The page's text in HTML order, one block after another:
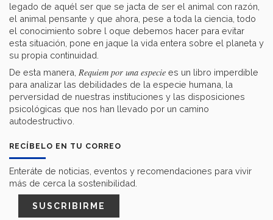
legado de aquél ser que se jacta de ser el animal con razón,
el animal pensante y que ahora, pese a toda la ciencia, todo
el conocimiento sobre l oque debemos hacer para evitar
esta situación, pone en jaque la vida entera sobre el planeta y
su propia continuidad.
De esta manera, Requiem por una especie es un libro imperdible
para analizar las debilidades de la especie humana, la
perversidad de nuestras instituciones y las disposiciones
psicológicas que nos han llevado por un camino
autodestructivo.
RECÍBELO EN TU CORREO
Enteráte de noticias, eventos y recomendaciones para vivir
más de cerca la sostenibilidad.
SUSCRIBIRME